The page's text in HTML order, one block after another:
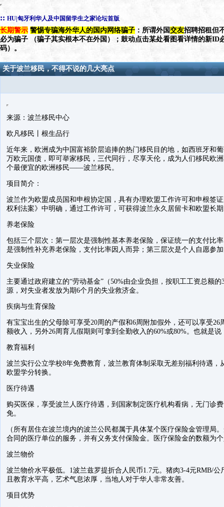
:: HU|匈牙利华人及中国留学生之家论坛首版
长期警示 警惕专骗海外华人的国内网络骗子 ：所谓外国交友招聘招租但
必为骗子 （骗子其实根本不在外国）；鼓动点击某处看图看详情的新ID
码）。
关于波兰移民，不得不说的几大亮点
来源：波兰移民中心
欧凡移民丨根生品行
近年来，欧洲成为中国富裕阶层追捧的热门移民目的地，如西班牙和
万欧元国债，即可举家移民，三代同行，尽享天伦，成为人们移民欧
个最便宜的欧洲移民——波兰移民。
项目简介：
波兰作为欧盟成员国和申根协定国，具有办理欧盟工作许可和申根签
权利法案》中明确，通过工作许可，可获得波兰永久居留卡和欧盟长
养老保险
包括三个层次：第一层次是强制性基本养老保险，保证统一的支付比
是强制性补充养老保险，支付比率因人而异；第三层次是个人自愿参
失业保险
主要通过政府建立的“劳动基金”（50%由企业负担，按职工工资总额
源，对失业者发放为期6个月的失业救济金。
疾病与生育保险
有宝宝出生的父母除可享受20周的产假和6周附加假外，还可以享受
额收入，另外26周育儿假期则可拿到全勤收入的60%或80%。也就是
教育福利
波兰实行公立学校8年免费教育，波兰教育体制采取无差别福利待遇
欧盟学分转换。
医疗待遇
购买医保，享受波兰人医疗待遇，到国家制定医疗机构看病，无门诊
免。
（所有居住在波兰境内的波兰公民都属于具体某个医疗保险金管理局
合同的医疗单位的服务，并有义务支付保险金。医疗保险金的数额为
波兰物价
波兰物价水平极低。1波兰兹罗提折合人民币1.7元。猪肉3-4元RMB/
且教育水平高，艺术气息浓厚，当地人对于华人非常友善。
项目优势